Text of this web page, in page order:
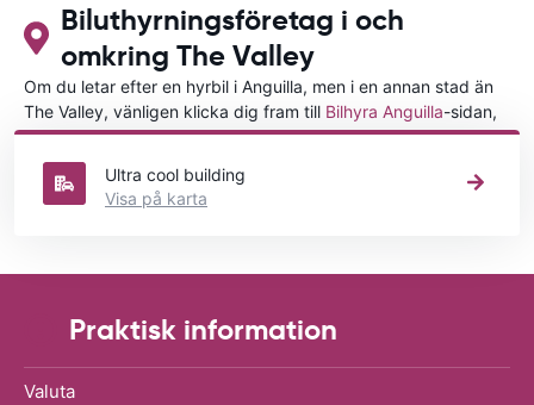
Biluthyrningsföretag i och
omkring The Valley
Om du letar efter en hyrbil i Anguilla, men i en annan stad än
The Valley, vänligen klicka dig fram till Bilhyra Anguilla-sidan,
där du kan välja i vilken stad i Anguilla du vill hyra en bil.
Ultra cool building
Visa på karta
Praktisk information
Valuta